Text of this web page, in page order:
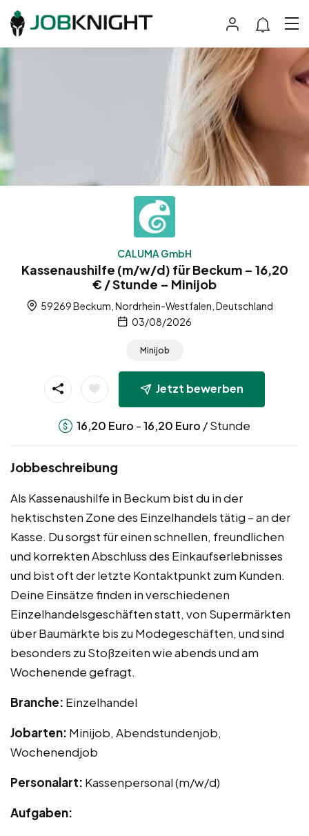
CALUMA GmbH
Kassenaushilfe (m/w/d) für Beckum – 16,20
€ / Stunde – Minijob
59269 Beckum, Nordrhein-Westfalen, Deutschland
03/08/2026
Minijob
Jetzt bewerben
16,20 Euro -16,20 Euro / Stunde
Jobbeschreibung
Als Kassenaushilfe in Beckum bist du in der
hektischsten Zone des Einzelhandels tätig – an der
Kasse. Du sorgst für einen schnellen, freundlichen
und korrekten Abschluss des Einkaufserlebnisses
und bist oft der letzte Kontaktpunkt zum Kunden.
Deine Einsätze finden in verschiedenen
Einzelhandelsgeschäften statt, von Supermärkten
über Baumärkte bis zu Modegeschäften, und sind
besonders zu Stoßzeiten wie abends und am
Wochenende gefragt.
Branche: Einzelhandel
Jobarten: Minijob, Abendstundenjob,
Wochenendjob
Personalart: Kassenpersonal (m/w/d)
Aufgaben: